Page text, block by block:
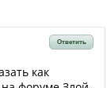
Ответить
как